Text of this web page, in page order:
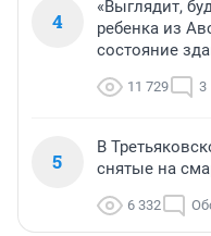
4
«Выглядит,
ребенка из
состояние
11 729 3
5
В
снятые на
6 332